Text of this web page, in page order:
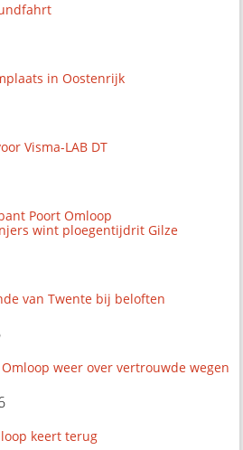
in Oostenrijk
Visma-LAB DT
Poort Omloop
wint ploegentijdrit Gilze
van Twente bij beloften
weer over vertrouwde wegen
keert terug